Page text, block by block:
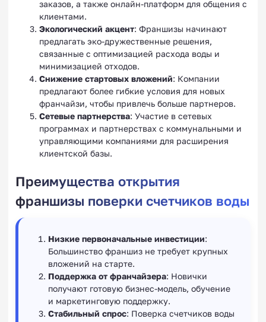
заказов, а также онлайн-платформ для общения с
клиентами.
Экологический акцент: Франшизы начинают
предлагать эко-дружественные решения,
связанные с оптимизацией расхода воды и
минимизацией отходов.
Снижение стартовых вложений: Компании
предлагают более гибкие условия для новых
франчайзи, чтобы привлечь больше партнеров.
Сетевые партнерства: Участие в сетевых
программах и партнерствах с коммунальными и
управляющими компаниями для расширения
клиентской базы.
Преимущества открытия
франшизы поверки счетчиков воды
Низкие первоначальные инвестиции:
Большинство франшиз не требует крупных
вложений на старте.
Поддержка от франчайзера: Новички
получают готовую бизнес-модель, обучение
и маркетинговую поддержку.
Стабильный спрос: Поверка счетчиков воды